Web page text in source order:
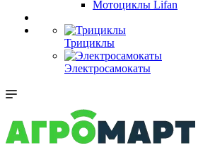
Мотоциклы Lifan
Трициклы
Электросамокаты